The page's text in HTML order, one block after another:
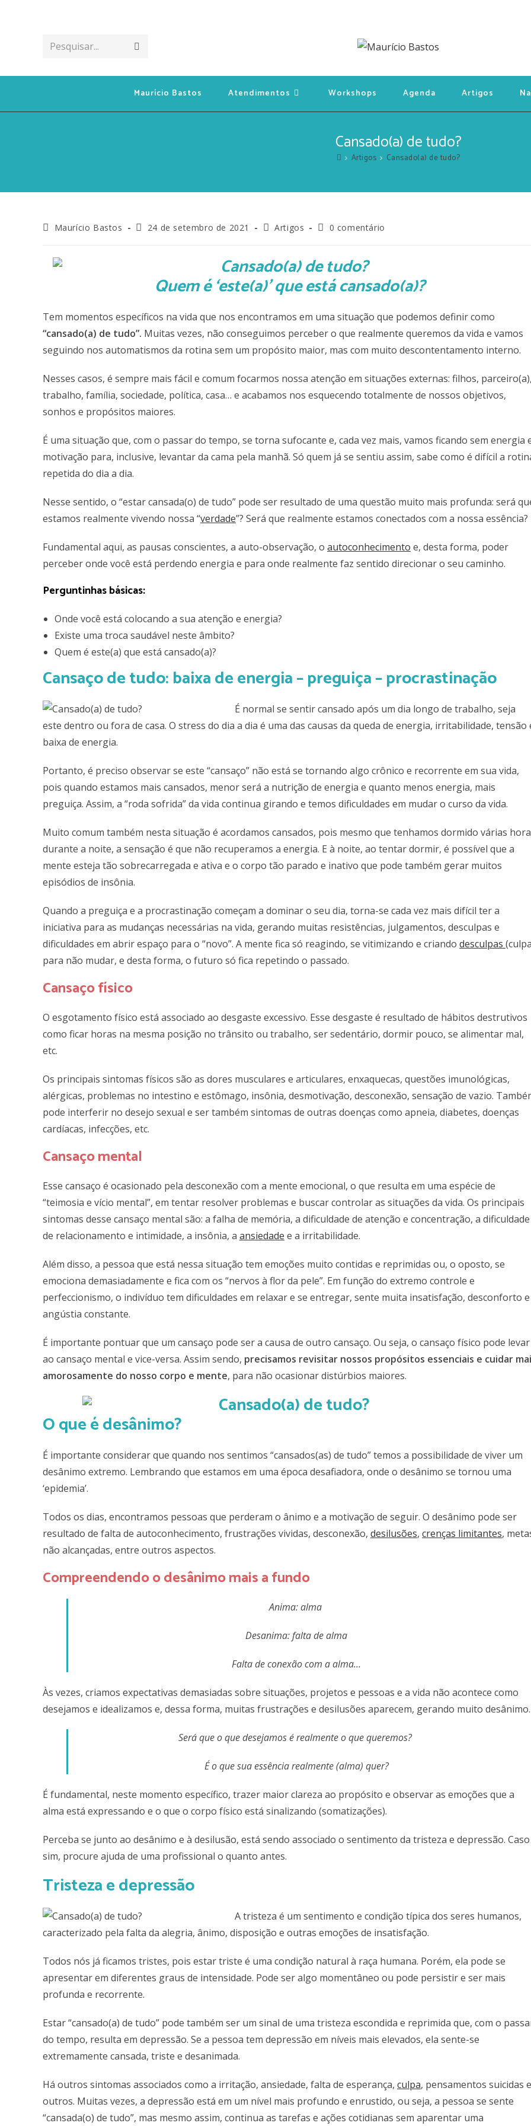
Pesquisar...
Maurício Bastos Atendimentos Workshops Agenda Artigos
Cansado(a) de tudo?
> Artigos > Cansado(a) de tudo?
Maurício Bastos 24 de setembro de 2021 Artigos 0 comentário
Quem é ‘este(a)’ que está cansado(a)?
Tem momentos específicos na vida que nos encontramos em uma situação que podemos definir como
“cansado(a) de tudo”. Muitas vezes, não conseguimos perceber o que realmente queremos da vida e vamos
seguindo nos automatismos da rotina sem um propósito maior, mas com muito descontentamento interno.
Nesses casos, é sempre mais fácil e comum focarmos nossa atenção em situações externas: filhos,
trabalho, família, sociedade, política, casa… e acabamos nos esquecendo totalmente de nossos objetivos,
sonhos e propósitos maiores.
É uma situação que, com o passar do tempo, se torna sufocante e, cada vez mais, vamos ficando sem energia
motivação para, inclusive, levantar da cama pela manhã. Só quem já se sentiu assim, sabe como é difícil a
repetida do dia a dia.
Nesse sentido, o “estar cansada(o) de tudo” pode ser resultado de uma questão muito mais profunda: será
estamos realmente vivendo nossa “verdade”? Será que realmente estamos conectados com a nossa essência?
Fundamental aqui, as pausas conscientes, a auto-observação, o autoconhecimento e, desta forma, poder
perceber onde você está perdendo energia e para onde realmente faz sentido direcionar o seu caminho.
Perguntinhas básicas:
Onde você está colocando a sua atenção e energia?
Existe uma troca saudável neste âmbito?
Quem é este(a) que está cansado(a)?
Cansaço de tudo: baixa de energia – preguiça – procrastinação
É normal se sentir cansado após um dia longo de trabalho, seja
este dentro ou fora de casa. O stress do dia a dia é uma das causas da queda de energia, irritabilidade, tensão
baixa de energia.
Portanto, é preciso observar se este “cansaço” não está se tornando algo crônico e recorrente em sua vida,
pois quando estamos mais cansados, menor será a nutrição de energia e quanto menos energia, mais
preguiça. Assim, a “roda sofrida” da vida continua girando e temos dificuldades em mudar o curso da vida.
Muito comum também nesta situação é acordamos cansados, pois mesmo que tenhamos dormido várias
durante a noite, a sensação é que não recuperamos a energia. E à noite, ao tentar dormir, é possível que a
mente esteja tão sobrecarregada e ativa e o corpo tão parado e inativo que pode também gerar muitos
episódios de insônia.
Quando a preguiça e a procrastinação começam a dominar o seu dia, torna-se cada vez mais difícil ter a
iniciativa para as mudanças necessárias na vida, gerando muitas resistências, julgamentos, desculpas e
dificuldades em abrir espaço para o “novo”. A mente fica só reagindo, se vitimizando e criando desculpas
para não mudar, e desta forma, o futuro só fica repetindo o passado.
Cansaço físico
O esgotamento físico está associado ao desgaste excessivo. Esse desgaste é resultado de hábitos destrutivos
como ficar horas na mesma posição no trânsito ou trabalho, ser sedentário, dormir pouco, se alimentar mal,
etc.
Os principais sintomas físicos são as dores musculares e articulares, enxaquecas, questões imunológicas,
alérgicas, problemas no intestino e estômago, insônia, desmotivação, desconexão, sensação de vazio.
pode interferir no desejo sexual e ser também sintomas de outras doenças como apneia, diabetes, doenças
cardíacas, infecções, etc.
Cansaço mental
Esse cansaço é ocasionado pela desconexão com a mente emocional, o que resulta em uma espécie de
“teimosia e vício mental”, em tentar resolver problemas e buscar controlar as situações da vida. Os principais
sintomas desse cansaço mental são: a falha de memória, a dificuldade de atenção e concentração, a dificuldade
de relacionamento e intimidade, a insônia, a ansiedade e a irritabilidade.
Além disso, a pessoa que está nessa situação tem emoções muito contidas e reprimidas ou, o oposto, se
emociona demasiadamente e fica com os “nervos à flor da pele”. Em função do extremo controle e
perfeccionismo, o indivíduo tem dificuldades em relaxar e se entregar, sente muita insatisfação, desconforto e
angústia constante.
É importante pontuar que um cansaço pode ser a causa de outro cansaço. Ou seja, o cansaço físico pode levar
ao cansaço mental e vice-versa. Assim sendo, precisamos revisitar nossos propósitos essenciais e cuidar
amorosamente do nosso corpo e mente, para não ocasionar distúrbios maiores.
O que é desânimo?
É importante considerar que quando nos sentimos “cansados(as) de tudo” temos a possibilidade de viver um
desânimo extremo. Lembrando que estamos em uma época desafiadora, onde o desânimo se tornou uma
‘epidemia’.
Todos os dias, encontramos pessoas que perderam o ânimo e a motivação de seguir. O desânimo pode ser
resultado de falta de autoconhecimento, frustrações vividas, desconexão, desilusões, crenças limitantes,
não alcançadas, entre outros aspectos.
Compreendendo o desânimo mais a fundo
Anima: alma
Desanima: falta de alma
Falta de conexão com a alma…
Às vezes, criamos expectativas demasiadas sobre situações, projetos e pessoas e a vida não acontece como
desejamos e idealizamos e, dessa forma, muitas frustrações e desilusões aparecem, gerando muito
Será que o que desejamos é realmente o que queremos?
É o que sua essência realmente (alma) quer?
É fundamental, neste momento específico, trazer maior clareza ao propósito e observar as emoções que a
alma está expressando e o que o corpo físico está sinalizando (somatizações).
Perceba se junto ao desânimo e à desilusão, está sendo associado o sentimento da tristeza e depressão. Caso
sim, procure ajuda de uma profissional o quanto antes.
Tristeza e depressão
A tristeza é um sentimento e condição típica dos seres humanos,
caracterizado pela falta da alegria, ânimo, disposição e outras emoções de insatisfação.
Todos nós já ficamos tristes, pois estar triste é uma condição natural à raça humana. Porém, ela pode se
apresentar em diferentes graus de intensidade. Pode ser algo momentâneo ou pode persistir e ser mais
profunda e recorrente.
Estar “cansado(a) de tudo” pode também ser um sinal de uma tristeza escondida e reprimida que, com o
do tempo, resulta em depressão. Se a pessoa tem depressão em níveis mais elevados, ela sente-se
extremamente cansada, triste e desanimada.
Há outros sintomas associados como a irritação, ansiedade, falta de esperança, culpa, pensamentos suicidas e
outros. Muitas vezes, a depressão está em um nível mais profundo e enrustido, ou seja, a pessoa se sente
“cansada(o) de tudo”, mas mesmo assim, continua as tarefas e ações cotidianas sem aparentar uma